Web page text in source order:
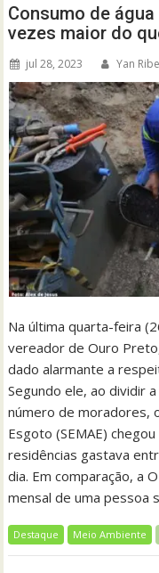
Consumo de
vezes maior do
jul 28, 2023 Yan
Na última quarta-feira
vereador de Ouro
dado alarmante a
Segundo ele, ao dividir
número de moradores,
Esgoto (SEMAE)
residências gastava
dia. Em comparação, a
mensal de uma pessoa
Destaque Meio Ambiente